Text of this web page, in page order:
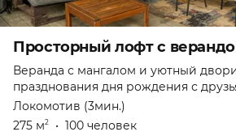
Просторный лофт с
Веранда с мангалом и уютный
празднования дня рождения с
Локомотив (3мин.)
275 м2 • 100 человек